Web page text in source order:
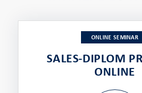
ONLINE SEMINAR
SALES-DIPLOM
ONLINE